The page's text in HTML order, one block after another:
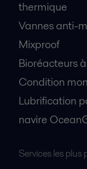
thermique
Vannes anti-
Mixproof
Bioréacteurs
Condition
Lubrification
navire
Services les plus